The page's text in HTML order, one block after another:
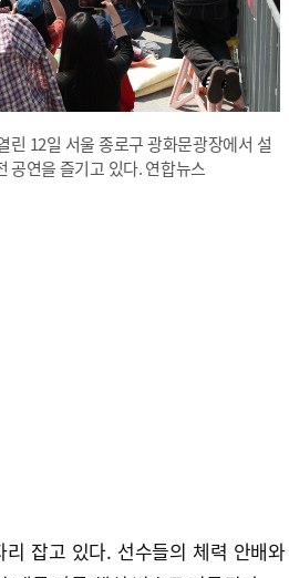
린 12일 서울 종로구 광화문광장에서 설
공연을 즐기고 있다. 연합뉴스
잡고 있다. 선수들의 체력 안배와